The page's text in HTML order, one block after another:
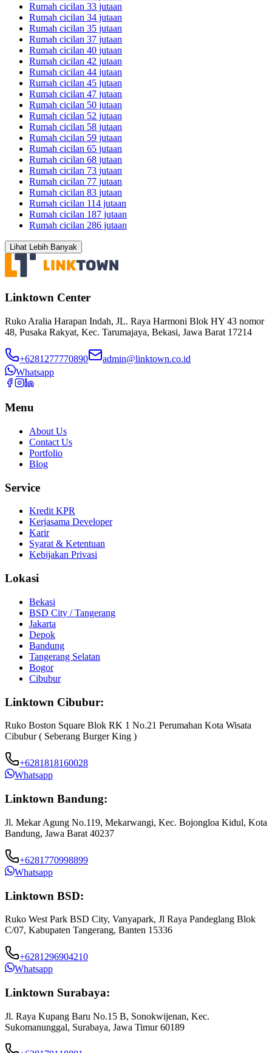
Rumah cicilan 33 jutaan
Rumah cicilan 34 jutaan
Rumah cicilan 35 jutaan
Rumah cicilan 37 jutaan
Rumah cicilan 40 jutaan
Rumah cicilan 42 jutaan
Rumah cicilan 44 jutaan
Rumah cicilan 45 jutaan
Rumah cicilan 47 jutaan
Rumah cicilan 50 jutaan
Rumah cicilan 52 jutaan
Rumah cicilan 58 jutaan
Rumah cicilan 59 jutaan
Rumah cicilan 65 jutaan
Rumah cicilan 68 jutaan
Rumah cicilan 73 jutaan
Rumah cicilan 77 jutaan
Rumah cicilan 83 jutaan
Rumah cicilan 114 jutaan
Rumah cicilan 187 jutaan
Rumah cicilan 286 jutaan
Lihat Lebih Banyak
Linktown Center
Ruko Aralia Harapan Indah, JL. Raya Harmoni Blok HY 43 nomor
48, Pusaka Rakyat, Kec. Tarumajaya, Bekasi, Jawa Barat 17214
+6281277770890
admin@linktown.co.id
Whatsapp
Menu
About Us
Contact Us
Portfolio
Blog
Service
Kredit KPR
Kerjasama Developer
Karir
Syarat & Ketentuan
Kebijakan Privasi
Lokasi
Bekasi
BSD City / Tangerang
Jakarta
Depok
Bandung
Tangerang Selatan
Bogor
Cibubur
Linktown Cibubur:
Ruko Boston Square Blok RK 1 No.21 Perumahan Kota Wisata
Cibubur ( Seberang Burger King )
+6281818160028
Whatsapp
Linktown Bandung:
Jl. Mekar Agung No.119, Mekarwangi, Kec. Bojongloa Kidul, Kota
Bandung, Jawa Barat 40237
+6281770998899
Whatsapp
Linktown BSD:
Ruko West Park BSD City, Vanyapark, Jl Raya Pandeglang Blok
C/07, Kabupaten Tangerang, Banten 15336
+6281296904210
Whatsapp
Linktown Surabaya:
Jl. Raya Kupang Baru No.15 B, Sonokwijenan, Kec.
Sukomanunggal, Surabaya, Jawa Timur 60189